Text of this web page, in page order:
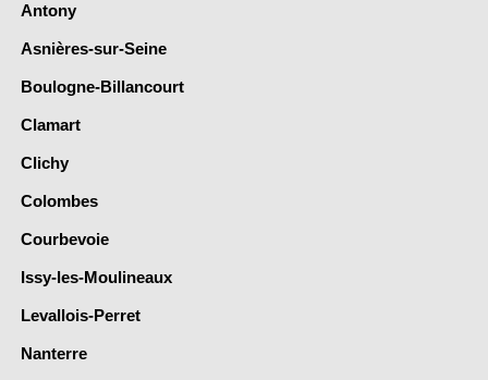
Antony
Asnières-sur-Seine
Boulogne-Billancourt
Clamart
Clichy
Colombes
Courbevoie
Issy-les-Moulineaux
Levallois-Perret
Nanterre